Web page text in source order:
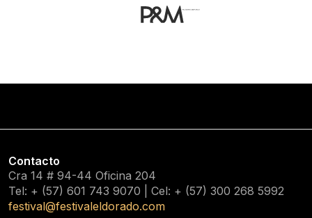
Contacto
Cra 14 # 94-44 Oficina 204
Tel: + (57) 601 743 9070 | Cel: + (57) 300 268 5992
festival@festivaleldorado.com